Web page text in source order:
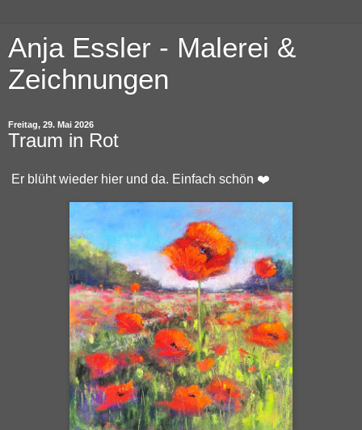
Anja Essler - Malerei &
Zeichnungen
Freitag, 29. Mai 2026
Traum in Rot
Er blüht wieder hier und da. Einfach schön ❤️